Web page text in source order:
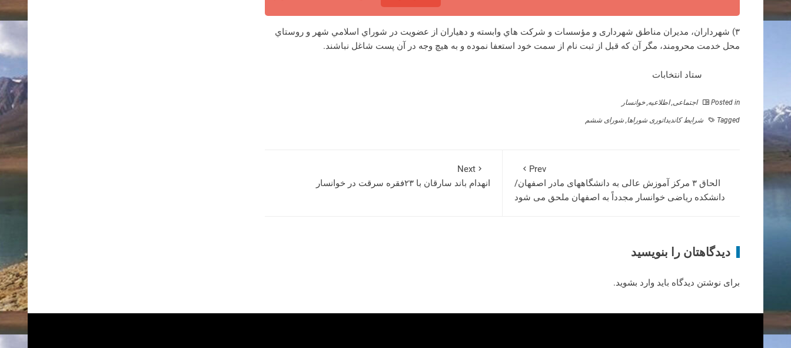
۳) شهرداران، مديران مناطق شهرداری و مؤسسات و شركت هاي وابسته و دهیاران از عضويت در شوراي اسلامي شهر و روستاي
محل خدمت محرومند، مگر آن كه قبل از ثبت نام از سمت خود استعفا نموده و به هيچ وجه در آن پست شاغل نباشند.
ستاد انتخابات
Posted in اجتماعی,اطلاعیه,خوانسار
Tagged شرایط کاندیداتوری شوراها, شورای ششم
Prev
الحاق ۳ مرکز آموزش عالی به دانشگاههای مادر اصفهان/
دانشکده ریاضی خوانسار مجدداً به اصفهان ملحق می شود
Next
انهدام باند سارقان با ۲۳فقره سرقت در خوانسار
دیدگاهتان را بنویسید
برای نوشتن دیدگاه باید وارد بشوید.